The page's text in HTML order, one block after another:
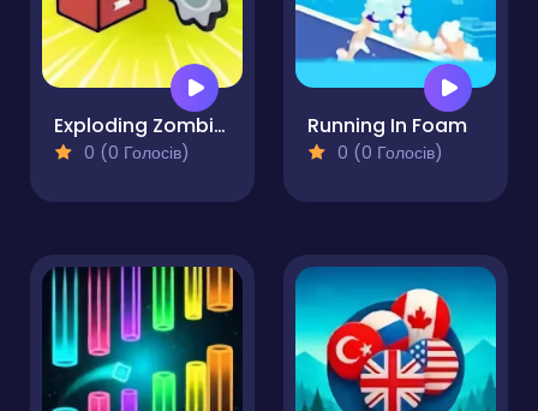
Exploding Zombie Boxes
0 (0 Голосів)
Running In Foam
0 (0 Голосів)